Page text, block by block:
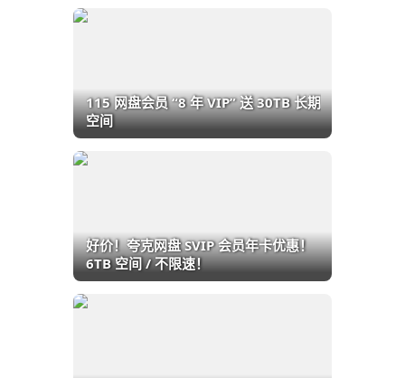
115 网盘会员 “8 年 VIP” 送 30TB 长期
空间
好价！夸克网盘 SVIP 会员年卡优惠！
6TB 空间 / 不限速！